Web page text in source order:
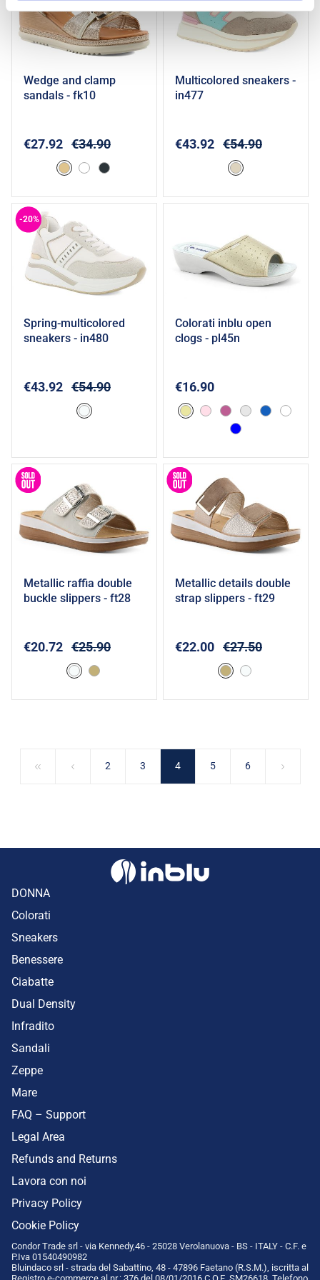
Add to cart
wedge and clamp
sandals - fk10
€27.92 €34.90
multicolored sneakers -
in477
€43.92 €54.90
-20%
Add to cart
spring-multicolored
sneakers - in480
€43.92 €54.90
Add to cart
colorati inblu open
clogs - pl45n
€16.90
Add to cart
metallic raffia double
buckle slippers - ft28
€20.72 €25.90
Add to cart
metallic details double
strap slippers - ft29
€22.00 €27.50
2 3 4 5 6
DONNA
Colorati
Sneakers
Benessere
Ciabatte
Dual Density
Infradito
Sandali
Zeppe
Mare
FAQ – Support
Legal Area
Refunds and Returns
Lavora con noi
Privacy Policy
Cookie Policy
Condor Trade srl - via Kennedy,46 - 25028 Verolanuova - BS - ITALY - C.F. e
P.Iva 01540490982
Bluindaco srl - strada del Sabattino, 48 - 47896 Faetano (R.S.M.), iscritta al
Registro e-commerce al nr.: 376 del 08/01/2016 C.O.E. SM26618. Telefono